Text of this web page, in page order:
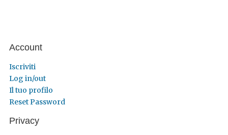
Account
Iscriviti
Log in/out
Il tuo profilo
Reset Password
Privacy